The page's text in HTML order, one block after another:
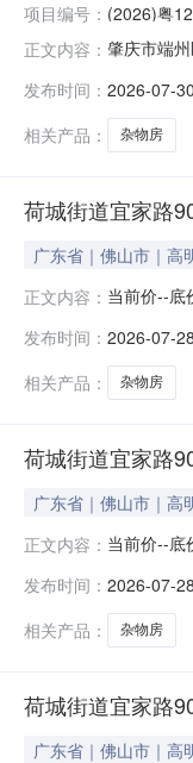
项目编号： (2026)粤
正文内容： 肇庆市端
居3幢房屋
发布时间： 2026-07-
相关产品：
杂物房
荷城街道宜家路
广东省｜佛山市｜高
正文内容： 当前价--底
园3座首层
发布时间： 2026-07-
相关产品：
杂物房
荷城街道宜家路
广东省｜佛山市｜高
正文内容： 当前价--底
园6座首层
发布时间： 2026-07-
相关产品：
杂物房
荷城街道宜家路
广东省｜佛山市｜高